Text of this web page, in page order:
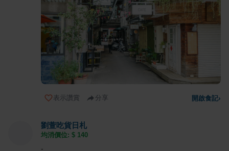
表示讚賞 分享 開啟食記›
劉萱吃貨日札
均消價位: $ 140
-